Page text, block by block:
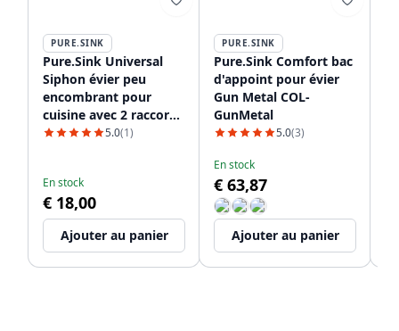
PURE.SINK
Pure.Sink Universal
Siphon évier peu
encombrant pour
cuisine avec 2 raccords
pour lave-vaisselle
5.0(1)
En stock
€ 18,00
Ajouter au panier
PURE.SINK
Pure.Sink Comfort bac
d'appoint pour évier
Gun Metal COL-
GunMetal
5.0(3)
En stock
€ 63,87
Ajouter au panier